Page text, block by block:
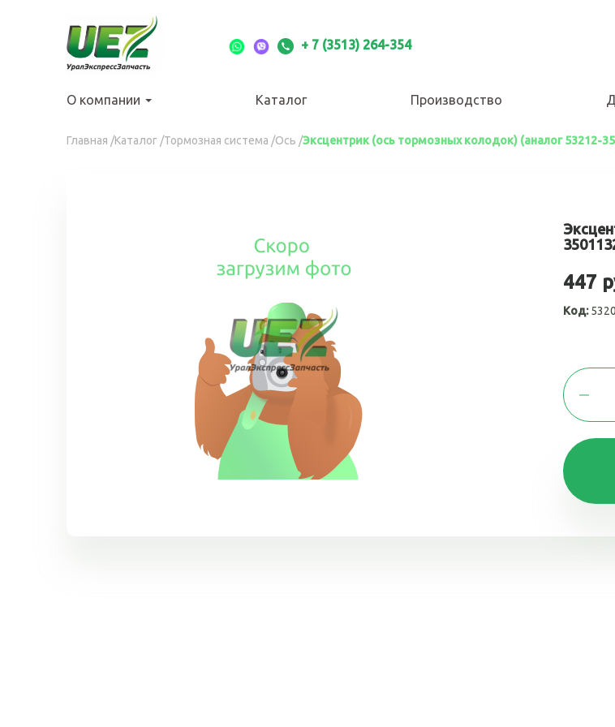
содержанию
+ 7 (3513) 264-354
О компании Каталог Производство
Главная /Каталог /Тормозная система /Ось /Эксцентрик (ось тормозных колодок) (аналог 53212-
447
Код: